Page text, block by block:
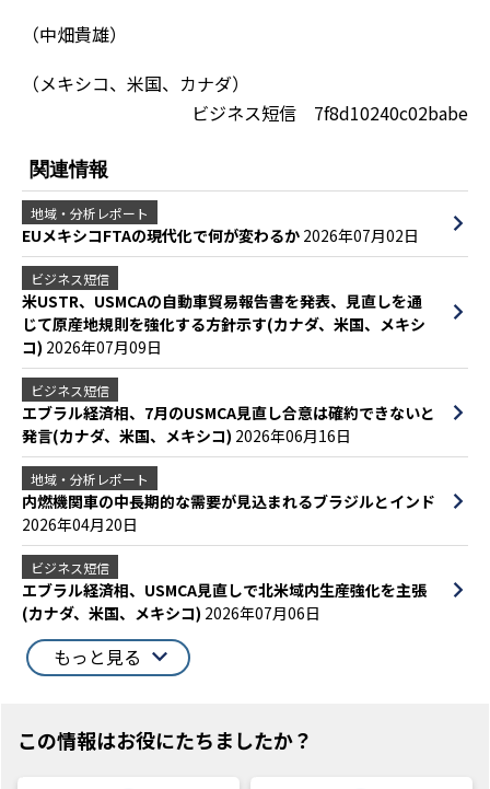
（中畑貴雄）
（メキシコ、米国、カナダ）
ビジネス短信 7f8d10240c02babe
関連情報
地域・分析レポート
EUメキシコFTAの現代化で何が変わるか 2026年07月02日
ビジネス短信
米USTR、USMCAの自動車貿易報告書を発表、見直しを通
じて原産地規則を強化する方針示す(カナダ、米国、メキシ
コ) 2026年07月09日
ビジネス短信
エブラル経済相、7月のUSMCA見直し合意は確約できないと
発言(カナダ、米国、メキシコ) 2026年06月16日
地域・分析レポート
内燃機関車の中長期的な需要が見込まれるブラジルとインド
2026年04月20日
ビジネス短信
エブラル経済相、USMCA見直しで北米域内生産強化を主張
(カナダ、米国、メキシコ) 2026年07月06日
もっと見る
この情報はお役にたちましたか？